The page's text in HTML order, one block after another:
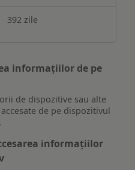
392 zile
informațiilor de pe
de dispozitive sau alte
de pe dispozitivul
informațiilor